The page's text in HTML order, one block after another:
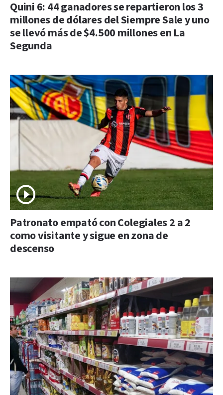
Quini 6: 44 ganadores se repartieron los 3
millones de dólares del Siempre Sale y uno
se llevó más de $4.500 millones en La
Segunda
Patronato empató con Colegiales 2 a 2
como visitante y sigue en zona de
descenso